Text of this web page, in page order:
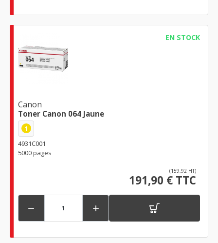
EN STOCK
Canon
Toner Canon 064 Jaune
1
4931C001
5000 pages
(159,92 HT)
191,90 € TTC
 